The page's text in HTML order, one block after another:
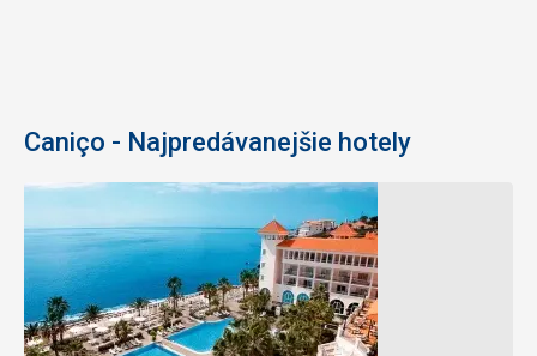
Caniço - Najpredávanejšie hotely